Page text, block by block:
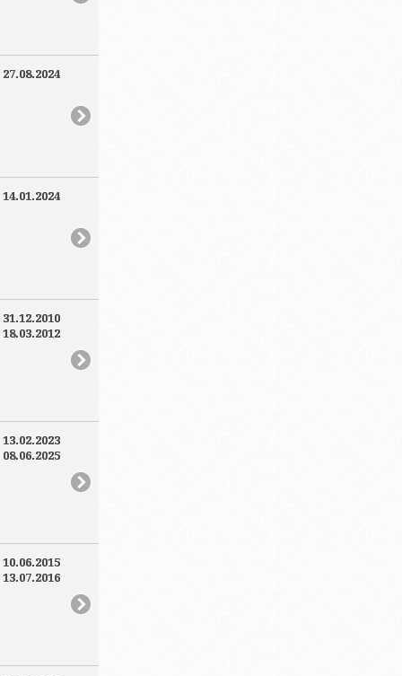
27.08.2024
14.01.2024
31.12.2010
18.03.2012
13.02.2023
08.06.2025
10.06.2015
13.07.2016